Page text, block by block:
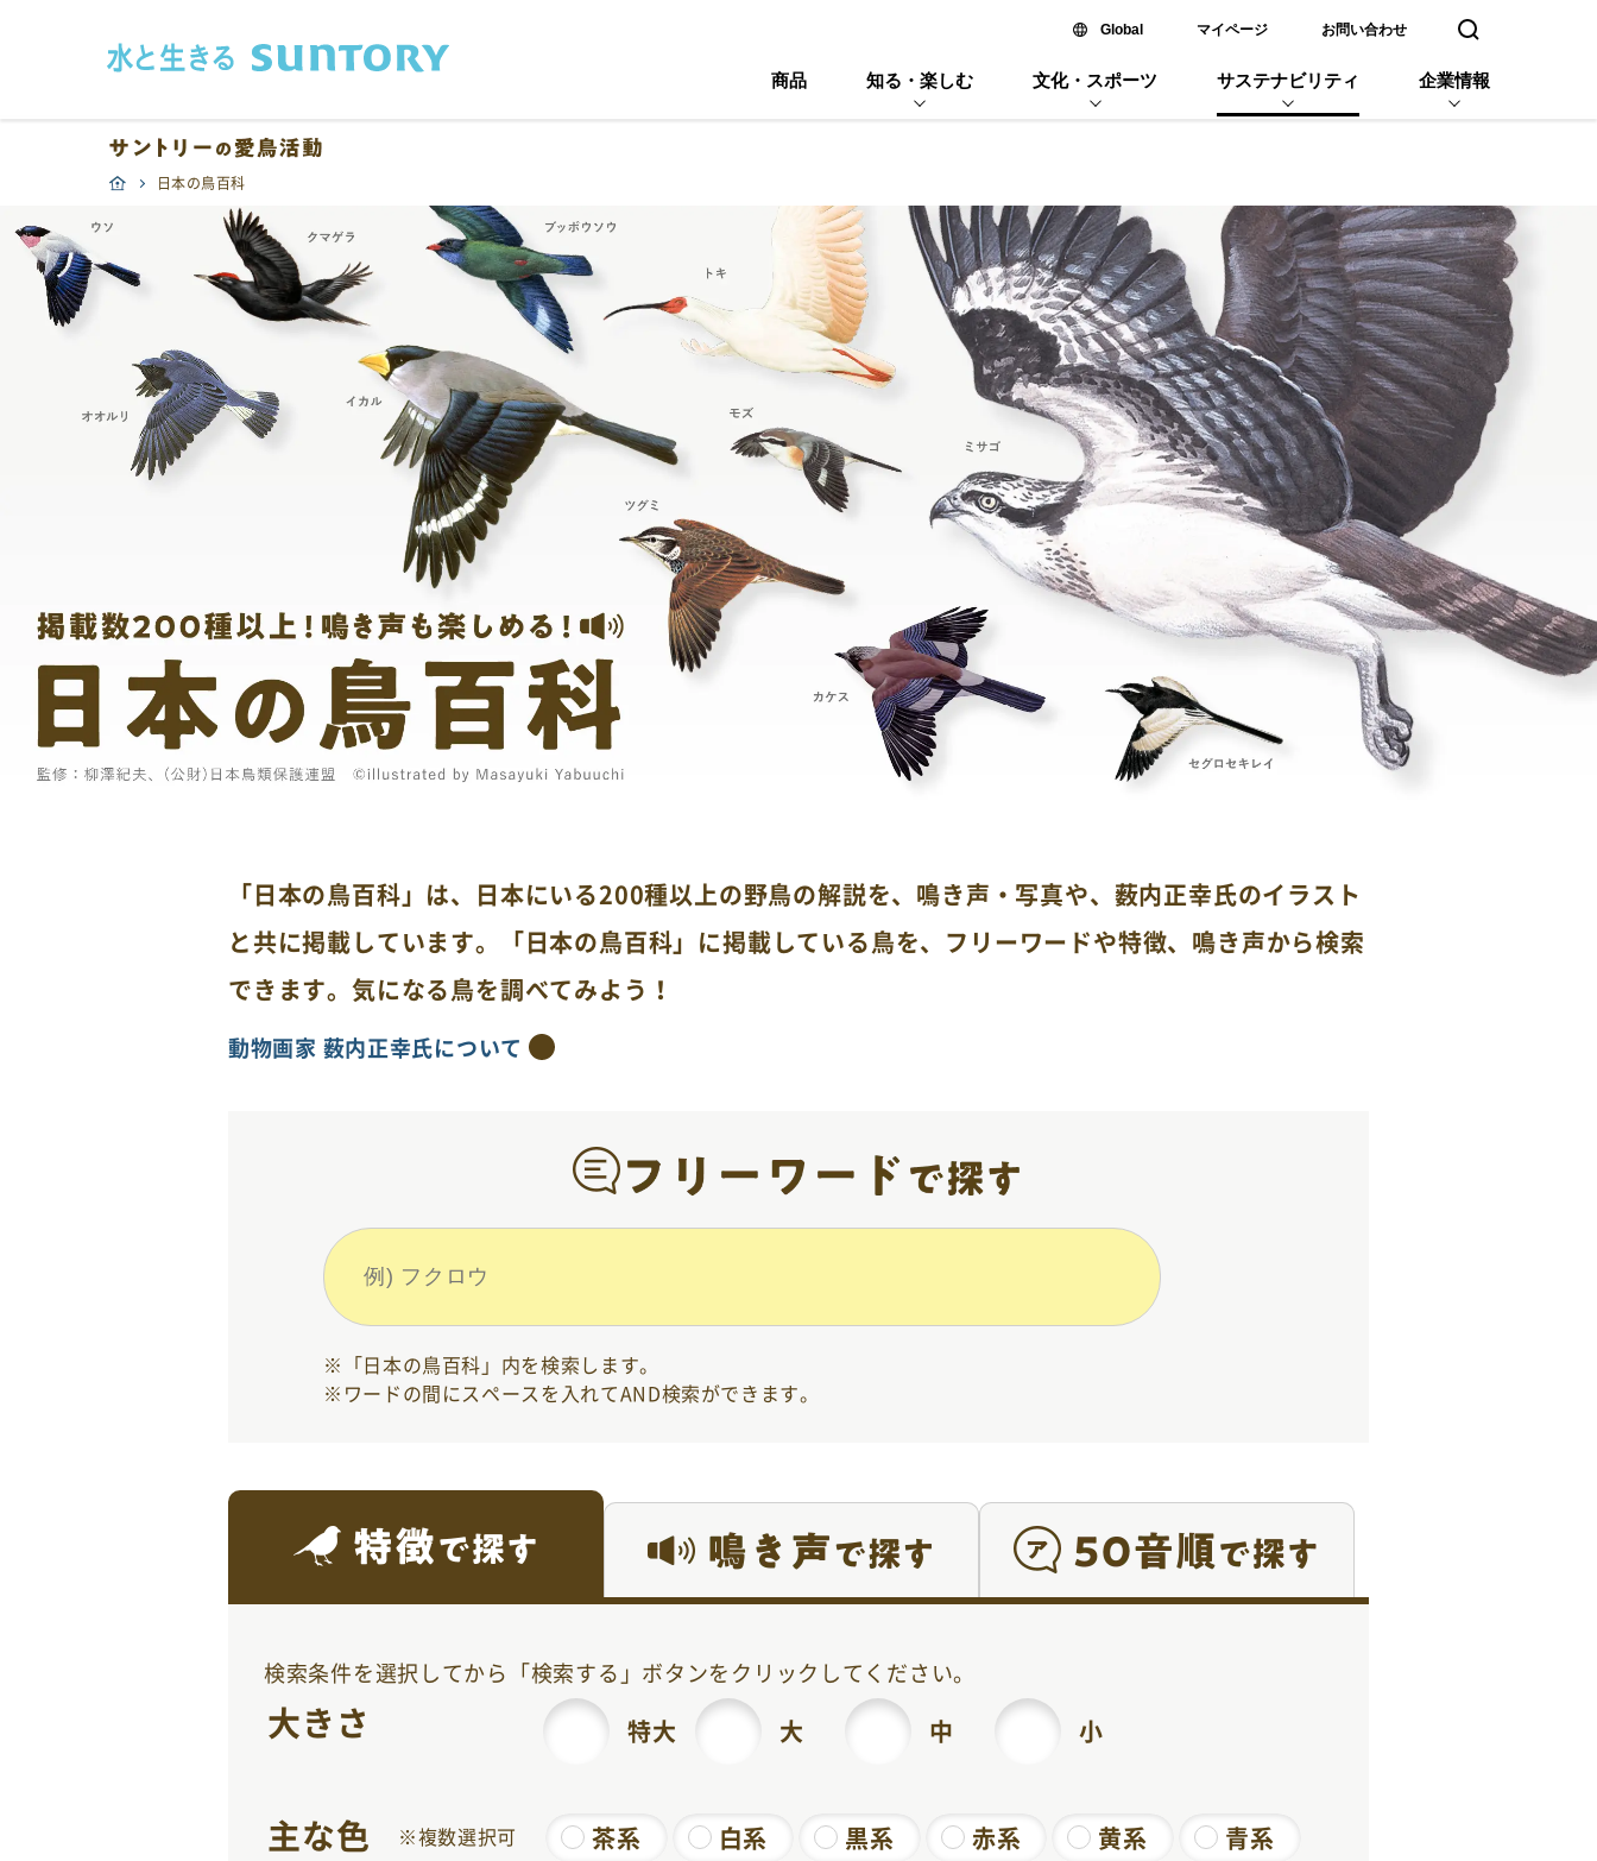
Global新しいウィンドウで開く
マイページ お問い合わせ 検索窓を開く
商品 知る・楽しむ 文化・スポーツ サステナビリティ 企業情報
日本の鳥百科
「日本の鳥百科」は、日本にいる200種以上の野鳥の解説を、鳴き声・写真や、薮内正幸氏のイラスト
と共に掲載しています。「日本の鳥百科」に掲載している鳥を、フリーワードや特徴、鳴き声から検索
できます。気になる鳥を調べてみよう！
動物画家 薮内正幸氏について
「日本の鳥百科」内を検索します。
ワードの間にスペースを入れてAND検索ができます。
検索条件を選択してから「検索する」ボタンをクリック してください。
大きさ 特大 大 中 小
主な色 ※複数選択可 茶系 白系 黒系 赤系 黄系
青系